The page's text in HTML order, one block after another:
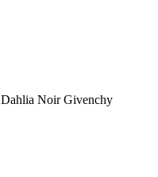
Dahlia Noir Givenchy